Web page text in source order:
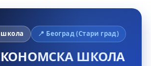
📍 Београд (Стари град)
ШКОЛА